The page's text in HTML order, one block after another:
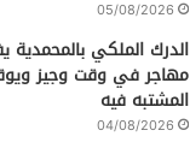
05/08/2026
الدرك الملكي
مهاجر في وقت وجيز
المشتبه فيه
04/08/2026